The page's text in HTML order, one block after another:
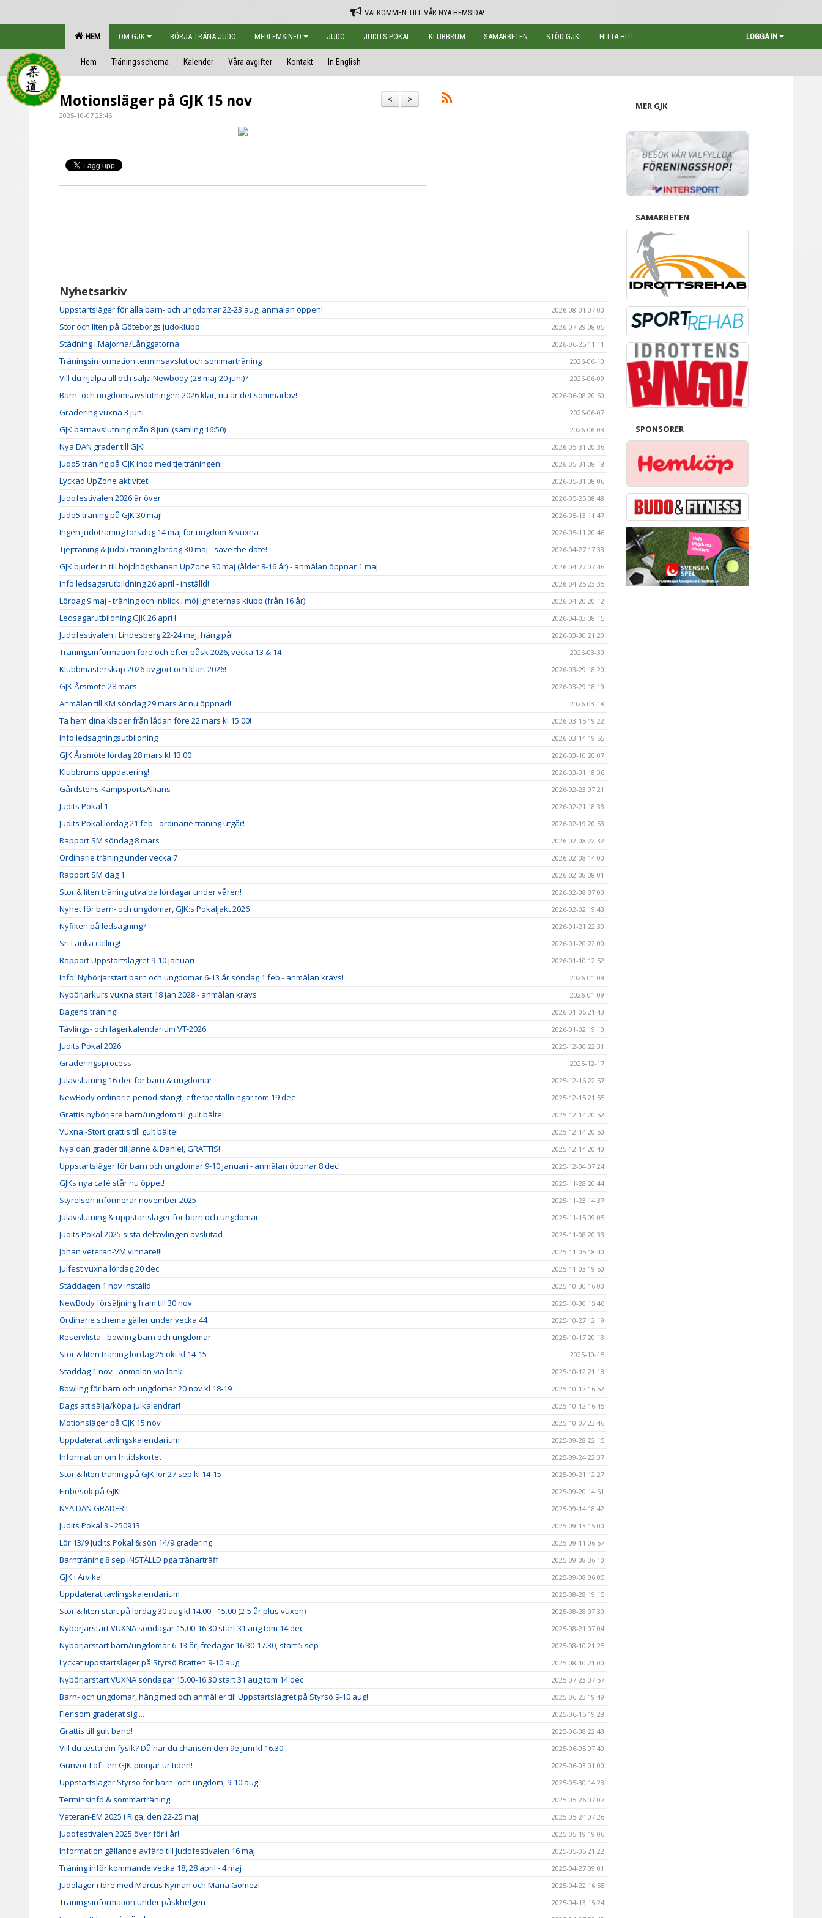
VÄLKOMMEN TILL VÅR NYA HEMSIDA!
HEM OM GJK BÖRJA TRÄNA JUDO MEDLEMSINFO JUDO JUDITS POKAL KLUBBRUM SAMARBETEN STÖD GJK! HITTA HIT! LOGGA IN
Hem Träningsschema Kalender Våra avgifter Kontakt In English
>
<
Motionsläger på GJK 15 nov
2025-10-07 23:46
Nyhetsarkiv
Uppstartsläger för alla barn- och ungdomar 22-23 aug, anmälan öppen! 2026-08-01 07:00
Stor och liten på Göteborgs judoklubb 2026-07-29 08:05
Städning i Majorna/Långgatorna 2026-06-25 11:11
Träningsinformation terminsavslut och sommarträning 2026-06-10
Vill du hjälpa till och sälja Newbody (28 maj-20 juni)? 2026-06-09
Barn- och ungdomsavslutningen 2026 klar, nu är det sommarlov! 2026-06-08 20:50
Gradering vuxna 3 juni 2026-06-07
GJK barnavslutning mån 8 juni (samling 16:50) 2026-06-03
Nya DAN grader till GJK! 2026-05-31 20:36
Judo5 träning på GJK ihop med tjejträningen! 2026-05-31 08:18
Lyckad UpZone aktivitet! 2026-05-31 08:06
Judofestivalen 2026 är över 2026-05-25 08:48
Judo5 träning på GJK 30 maj! 2026-05-13 11:47
Ingen judoträning torsdag 14 maj för ungdom & vuxna 2026-05-11 20:46
Tjejträning & Judo5 träning lördag 30 maj - save the date! 2026-04-27 17:33
GJK bjuder in till höjdhögsbanan UpZone 30 maj (ålder 8-16 år) - anmälan öppnar 1 maj 2026-04-27 07:46
Info ledsagarutbildning 26 april - inställd! 2026-04-25 23:35
Lördag 9 maj - träning och inblick i möjligheternas klubb (från 16 år) 2026-04-20 20:12
Ledsagarutbildning GJK 26 apri l 2026-04-03 08:15
Judofestivalen i Lindesberg 22-24 maj, häng på! 2026-03-30 21:20
Träningsinformation före och efter påsk 2026, vecka 13 & 14 2026-03-30
Klubbmästerskap 2026 avgjort och klart 2026! 2026-03-29 18:20
GJK Årsmöte 28 mars 2026-03-29 18:19
Anmälan till KM söndag 29 mars är nu öppnad! 2026-03-18
Ta hem dina kläder från lådan före 22 mars kl 15.00! 2026-03-15 19:22
Info ledsagningsutbildning 2026-03-14 19:55
GJK Årsmöte lördag 28 mars kl 13.00 2026-03-10 20:07
Klubbrums uppdatering! 2026-03-01 18:36
Gårdstens KampsportsAllians 2026-02-23 07:21
Judits Pokal 1 2026-02-21 18:33
Judits Pokal lördag 21 feb - ordinarie träning utgår! 2026-02-19 20:53
Rapport SM söndag 8 mars 2026-02-08 22:32
Ordinarie träning under vecka 7 2026-02-08 14:00
Rapport SM dag 1 2026-02-08 08:01
Stor & liten träning utvalda lördagar under våren! 2026-02-08 07:00
Nyhet för barn- och ungdomar, GJK:s Pokaljakt 2026 2026-02-02 19:43
Nyfiken på ledsagning? 2026-01-21 22:30
Sri Lanka calling! 2026-01-20 22:00
Rapport Uppstartslägret 9-10 januari 2026-01-10 12:52
Info: Nybörjarstart barn och ungdomar 6-13 år söndag 1 feb - anmälan krävs! 2026-01-09
Nybörjarkurs vuxna start 18 jan 2028 - anmälan krävs 2026-01-09
Dagens träning! 2026-01-06 21:43
Tävlings- och lägerkalendarium VT-2026 2026-01-02 19:10
Judits Pokal 2026 2025-12-30 22:31
Graderingsprocess 2025-12-17
Julavslutning 16 dec för barn & ungdomar 2025-12-16 22:57
NewBody ordinarie period stängt, efterbeställningar tom 19 dec 2025-12-15 21:55
Grattis nybörjare barn/ungdom till gult bälte! 2025-12-14 20:52
Vuxna -Stort grattis till gult bälte! 2025-12-14 20:50
Nya dan grader till Janne & Daniel, GRATTIS! 2025-12-14 20:40
Uppstartsläger för barn och ungdomar 9-10 januari - anmälan öppnar 8 dec! 2025-12-04 07:24
GJKs nya café står nu öppet! 2025-11-28 20:44
Styrelsen informerar november 2025 2025-11-23 14:37
Julavslutning & uppstartsläger för barn och ungdomar 2025-11-15 09:05
Judits Pokal 2025 sista deltävlingen avslutad 2025-11-08 20:33
Johan veteran-VM vinnare!!! 2025-11-05 18:40
Julfest vuxna lördag 20 dec 2025-11-03 19:50
Städdagen 1 nov inställd 2025-10-30 16:00
NewBody försäljning fram till 30 nov 2025-10-30 15:46
Ordinarie schema gäller under vecka 44 2025-10-27 12:19
Reservlista - bowling barn och ungdomar 2025-10-17 20:13
Stor & liten träning lördag 25 okt kl 14-15 2025-10-15
Städdag 1 nov - anmälan via länk 2025-10-12 21:18
Bowling för barn och ungdomar 20 nov kl 18-19 2025-10-12 16:52
Dags att sälja/köpa julkalendrar! 2025-10-12 16:45
Motionsläger på GJK 15 nov 2025-10-07 23:46
Uppdaterat tävlingskalendarium 2025-09-28 22:15
Information om fritidskortet 2025-09-24 22:37
Stor & liten träning på GJK lör 27 sep kl 14-15 2025-09-21 12:27
Finbesök på GJK! 2025-09-20 14:51
NYA DAN GRADER!! 2025-09-14 18:42
Judits Pokal 3 - 250913 2025-09-13 15:00
Lör 13/9 Judits Pokal & sön 14/9 gradering 2025-09-11 06:57
Barnträning 8 sep INSTÄLLD pga tränarträff 2025-09-08 06:10
GJK i Arvika! 2025-09-08 06:05
Uppdaterat tävlingskalendarium 2025-08-28 19:15
Stor & liten start på lördag 30 aug kl 14.00 - 15.00 (2-5 år plus vuxen) 2025-08-28 07:30
Nybörjarstart VUXNA söndagar 15.00-16.30 start 31 aug tom 14 dec 2025-08-21 07:04
Nybörjarstart barn/ungdomar 6-13 år, fredagar 16.30-17.30, start 5 sep 2025-08-10 21:25
Lyckat uppstartsläger på Styrsö Bratten 9-10 aug 2025-08-10 21:00
Nybörjarstart VUXNA söndagar 15.00-16.30 start 31 aug tom 14 dec 2025-07-23 07:57
Barn- och ungdomar, häng med och anmäl er till Uppstartslägret på Styrsö 9-10 aug! 2025-06-23 19:49
Fler som graderat sig.... 2025-06-15 19:28
Grattis till gult band! 2025-06-08 22:43
Vill du testa din fysik? Då har du chansen den 9e juni kl 16.30 2025-06-05 07:40
Gunvor Löf - en GJK-pionjär ur tiden! 2025-06-03 01:00
Uppstartsläger Styrsö för barn- och ungdom, 9-10 aug 2025-05-30 14:23
Terminsinfo & sommarträning 2025-05-26 07:07
Veteran-EM 2025 i Riga, den 22-25 maj 2025-05-24 07:26
Judofestivalen 2025 över för i år! 2025-05-19 19:06
Information gällande avfärd till Judofestivalen 16 maj 2025-05-05 21:22
Träning inför kommande vecka 18, 28 april - 4 maj 2025-04-27 09:01
Judoläger i Idre med Marcus Nyman och Maria Gomez! 2025-04-22 16:55
Träningsinformation under påskhelgen 2025-04-13 15:24
MER GJK
SAMARBETEN
SPONSORER